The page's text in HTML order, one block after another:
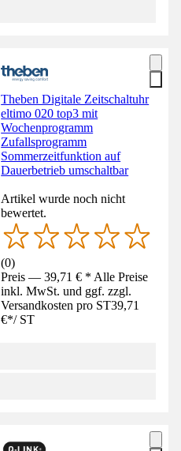
Theben Digitale Zeitschaltuhr
eltimo 020 top3 mit
Wochenprogramm
Zufallsprogramm
Sommerzeitfunktion auf
Dauerbetrieb umschaltbar
Artikel wurde noch nicht
bewertet.
(0)
Preis — 39,71 € * Alle Preise
inkl. MwSt. und ggf. zzgl.
Versandkosten pro ST39,71
€*/ ST